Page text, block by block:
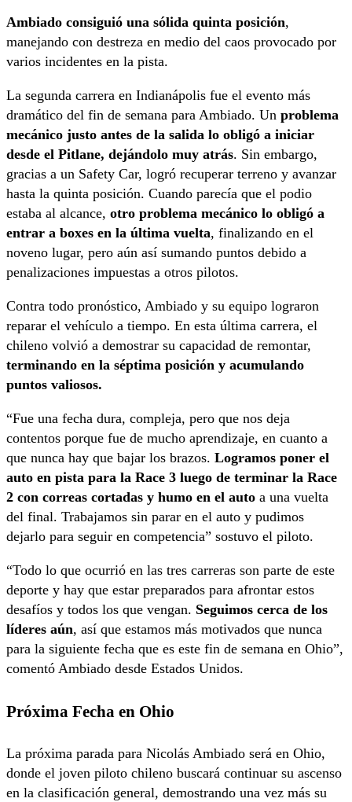
Ambiado consiguió una sólida quinta posición,
manejando con destreza en medio del caos provocado por
varios incidentes en la pista.
La segunda carrera en Indianápolis fue el evento más
dramático del fin de semana para Ambiado. Un problema
mecánico justo antes de la salida lo obligó a iniciar
desde el Pitlane, dejándolo muy atrás. Sin embargo,
gracias a un Safety Car, logró recuperar terreno y avanzar
hasta la quinta posición. Cuando parecía que el podio
estaba al alcance, otro problema mecánico lo obligó a
entrar a boxes en la última vuelta, finalizando en el
noveno lugar, pero aún así sumando puntos debido a
penalizaciones impuestas a otros pilotos.
Contra todo pronóstico, Ambiado y su equipo lograron
reparar el vehículo a tiempo. En esta última carrera, el
chileno volvió a demostrar su capacidad de remontar,
terminando en la séptima posición y acumulando
puntos valiosos.
“Fue una fecha dura, compleja, pero que nos deja
contentos porque fue de mucho aprendizaje, en cuanto a
que nunca hay que bajar los brazos. Logramos poner el
auto en pista para la Race 3 luego de terminar la Race
2 con correas cortadas y humo en el auto a una vuelta
del final. Trabajamos sin parar en el auto y pudimos
dejarlo para seguir en competencia” sostuvo el piloto.
“Todo lo que ocurrió en las tres carreras son parte de este
deporte y hay que estar preparados para afrontar estos
desafíos y todos los que vengan. Seguimos cerca de los
líderes aún, así que estamos más motivados que nunca
para la siguiente fecha que es este fin de semana en Ohio”,
comentó Ambiado desde Estados Unidos.
Próxima Fecha en Ohio
La próxima parada para Nicolás Ambiado será en Ohio,
donde el joven piloto chileno buscará continuar su ascenso
en la clasificación general, demostrando una vez más su